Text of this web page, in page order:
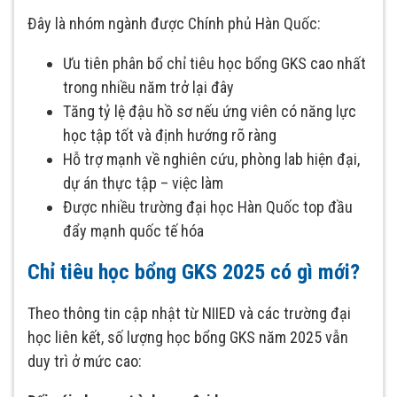
Đây là nhóm ngành được Chính phủ Hàn Quốc:
Ưu tiên phân bổ chỉ tiêu học bổng GKS cao nhất
trong nhiều năm trở lại đây
Tăng tỷ lệ đậu hồ sơ nếu ứng viên có năng lực
học tập tốt và định hướng rõ ràng
Hỗ trợ mạnh về nghiên cứu, phòng lab hiện đại,
dự án thực tập – việc làm
Được nhiều trường đại học Hàn Quốc top đầu
đẩy mạnh quốc tế hóa
Chỉ tiêu học bổng GKS 2025 có gì mới?
Theo thông tin cập nhật từ NIIED và các trường đại
học liên kết, số lượng học bổng GKS năm 2025 vẫn
duy trì ở mức cao: